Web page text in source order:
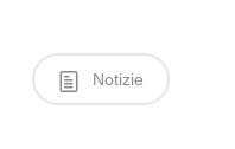
Notizie